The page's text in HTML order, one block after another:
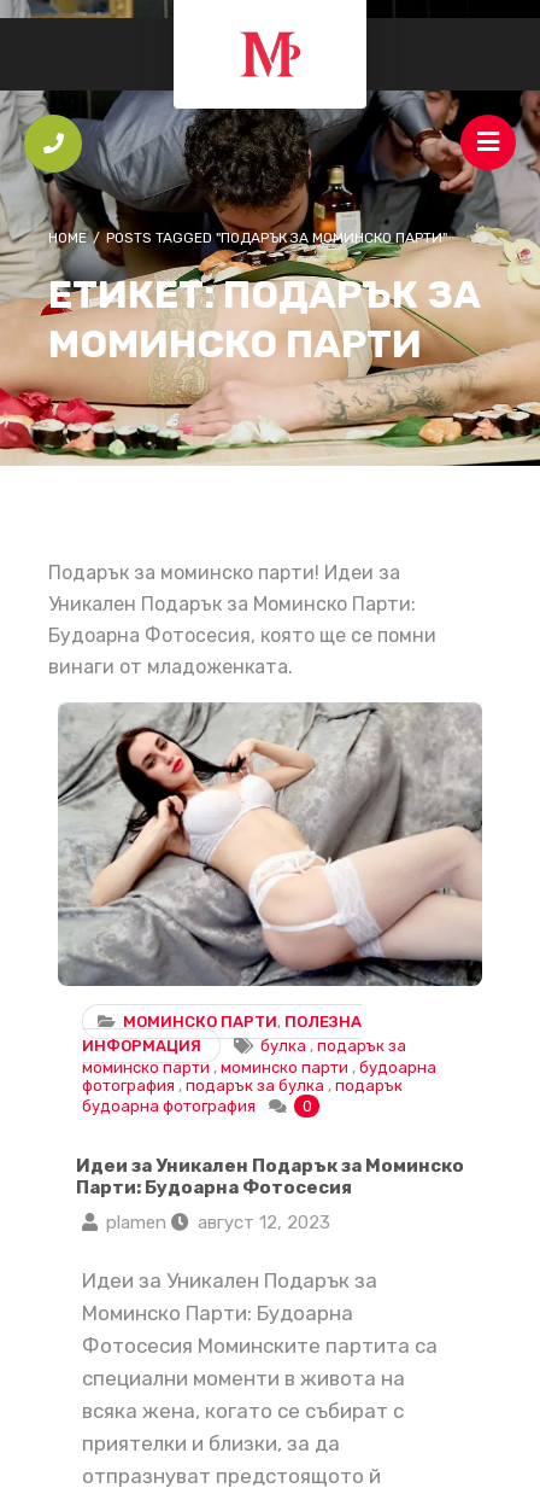
HOME / POSTS TAGGED "ПОДАРЪК ЗА МОМИНСКО ПАРТИ"
ЕТИКЕТ:ПОДАРЪК ЗА
МОМИНСКО ПАРТИ
Подарък за моминско парти! Идеи за
Уникален Подарък за Моминско Парти:
Будоарна Фотосесия, която ще се помни
винаги от младоженката.
МОМИНСКО ПАРТИ, ПОЛЕЗНА
ИНФОРМАЦИЯ
булка ,подарък за
моминско парти , моминско парти , будоарна
фотография , подарък за булка , подарък
будоарна фотография
0
Идеи за Уникален Подарък за Моминско
Парти: Будоарна Фотосесия
plamen
август 12, 2023
Идеи за Уникален Подарък за
Моминско Парти: Будоарна
Фотосесия Моминските партита са
специални моменти в живота на
всяка жена, когато се събират с
приятелки и близки, за да
отпразнуват предстоящото й